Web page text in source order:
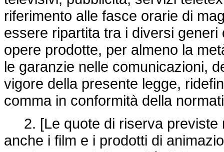
riferimento alle fasce orarie di
essere ripartita tra i diversi
opere prodotte, per almeno la
le garanzie nelle comunicazioni,
vigore della presente legge,
comma in conformità della
2. [Le quote di riserva previste
anche i film e i prodotti di